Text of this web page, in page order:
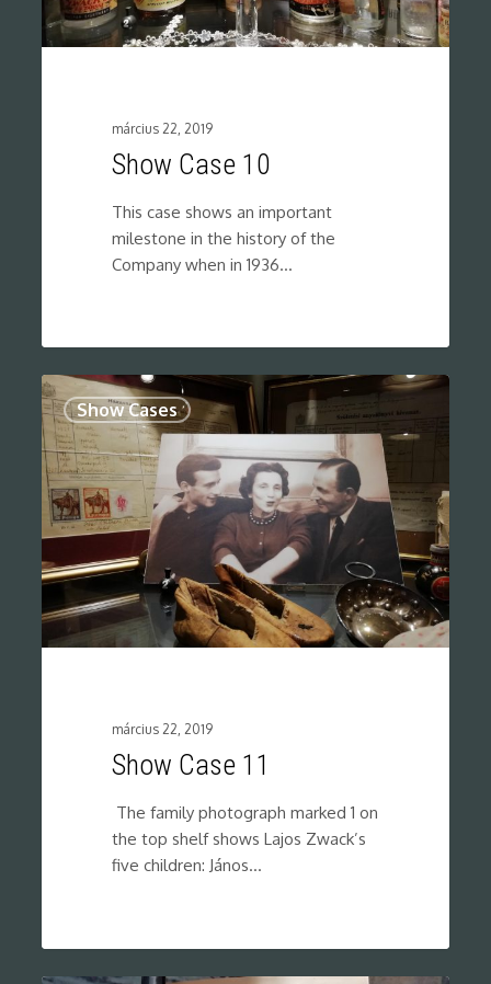
március 22, 2019
Show Case 10
This case shows an important
milestone in the history of the
Company when in 1936…
Show Cases
március 22, 2019
Show Case 11
The family photograph marked 1 on
the top shelf shows Lajos Zwack’s
five children: János…
0